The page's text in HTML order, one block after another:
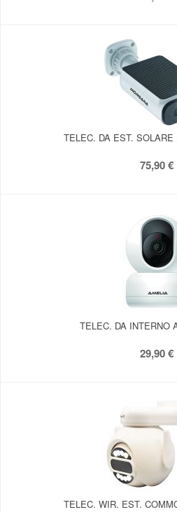
TELEC. DA EST. SOLARE
75,90 €
TELEC. DA INTERNO
29,90 €
TELEC. WIR. EST.